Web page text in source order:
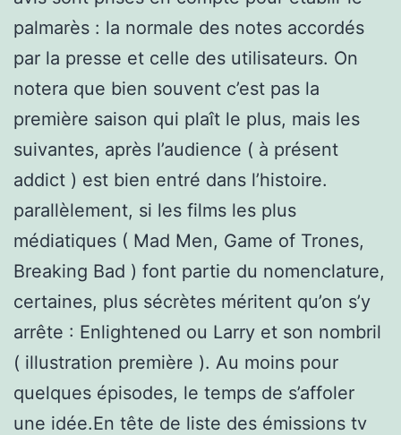
palmarès : la normale des notes accordés
par la presse et celle des utilisateurs. On
notera que bien souvent c’est pas la
première saison qui plaît le plus, mais les
suivantes, après l’audience ( à présent
addict ) est bien entré dans l’histoire.
parallèlement, si les films les plus
médiatiques ( Mad Men, Game of Trones,
Breaking Bad ) font partie du nomenclature,
certaines, plus sécrètes méritent qu’on s’y
arrête : Enlightened ou Larry et son nombril
( illustration première ). Au moins pour
quelques épisodes, le temps de s’affoler
une idée.En tête de liste des émissions tv